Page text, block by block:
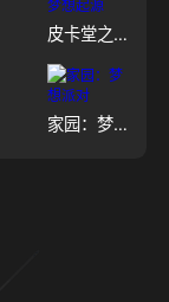
皮卡堂之梦想起源
家园：梦想派对